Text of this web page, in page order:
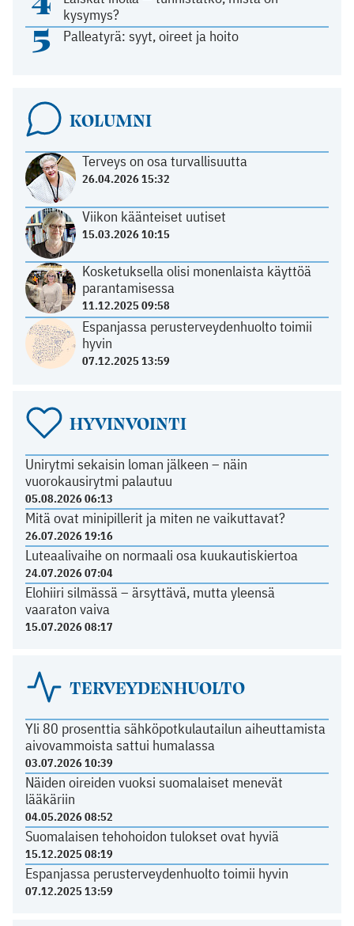
kysymys?
5 Palleatyrä: syyt, oireet ja hoito
KOLUMNI
Terveys on osa turvallisuutta
26.04.2026 15:32
Viikon käänteiset uutiset
15.03.2026 10:15
Kosketuksella olisi monenlaista käyttöä
parantamisessa
11.12.2025 09:58
Espanjassa perusterveydenhuolto toimii
hyvin
07.12.2025 13:59
HYVINVOINTI
Unirytmi sekaisin loman jälkeen – näin
vuorokausirytmi palautuu
05.08.2026 06:13
Mitä ovat minipillerit ja miten ne vaikuttavat?
26.07.2026 19:16
Luteaalivaihe on normaali osa kuukautiskiertoa
24.07.2026 07:04
Elohiiri silmässä – ärsyttävä, mutta yleensä
vaaraton vaiva
15.07.2026 08:17
TERVEYDENHUOLTO
Yli 80 prosenttia sähköpotkulautailun aiheuttamista
aivovammoista sattui humalassa
03.07.2026 10:39
Näiden oireiden vuoksi suomalaiset menevät
lääkäriin
04.05.2026 08:52
Suomalaisen tehohoidon tulokset ovat hyviä
15.12.2025 08:19
Espanjassa perusterveydenhuolto toimii hyvin
07.12.2025 13:59